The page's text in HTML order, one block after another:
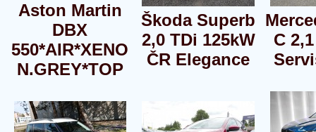
Aston Martin
DBX
550*AIR*XENO
N.GREY*TOP
Škoda Superb
2,0 TDi 125kW
ČR Elegance
C